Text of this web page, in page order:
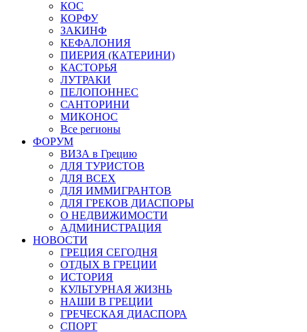
КОС
КОРФУ
ЗАКИНФ
КЕФАЛОНИЯ
ПИЕРИЯ (КАТЕРИНИ)
КАСТОРЬЯ
ЛУТРАКИ
ПЕЛОПОННЕС
САНТОРИНИ
МИКОНОС
Все регионы
ФОРУМ
ВИЗА в Грецию
ДЛЯ ТУРИСТОВ
ДЛЯ ВСЕХ
ДЛЯ ИММИГРАНТОВ
ДЛЯ ГРЕКОВ ДИАСПОРЫ
О НЕДВИЖИМОСТИ
АДМИНИСТРАЦИЯ
НОВОСТИ
ГРЕЦИЯ СЕГОДНЯ
ОТДЫХ В ГРЕЦИИ
ИСТОРИЯ
КУЛЬТУРНАЯ ЖИЗНЬ
НАШИ В ГРЕЦИИ
ГРЕЧЕСКАЯ ДИАСПОРА
СПОРТ